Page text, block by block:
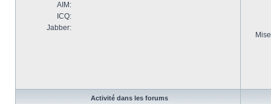
AIM:
ICQ:
Jabber:
Activité dans les forums